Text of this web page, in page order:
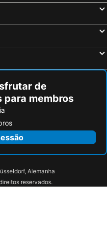
de
para membros
Alemanha
reservados.